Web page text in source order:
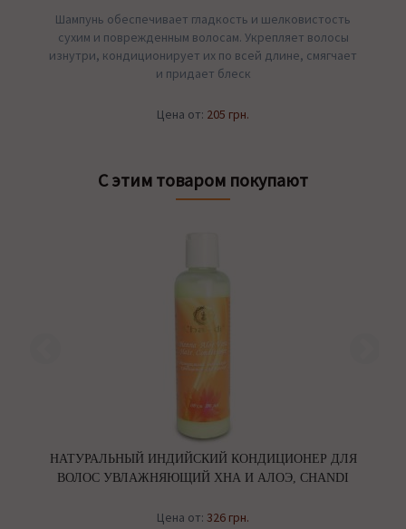
Шампунь обеспечивает гладкость и шелковистость
сухим и поврежденным волосам. Укрепляет волосы
изнутри, кондиционирует их по всей длине, смягчает
и придает блеск
Цена от: 205 грн.
С этим товаром покупают
НАТУРАЛЬНЫЙ ИНДИЙСКИЙ КОНДИЦИОНЕР ДЛЯ
ВОЛОС УВЛАЖНЯЮЩИЙ ХНА И АЛОЭ, CHANDI
Цена от: 326 грн.